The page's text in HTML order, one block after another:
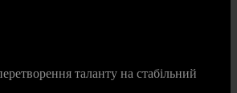
таланту на стабільний